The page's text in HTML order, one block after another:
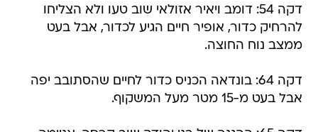
דקה 54: דומב ויאיר אזולאי שוב טעו ולא הצליחו
להרחיק כדור, אופיר חיים הגיע לכדור, אבל בעט
ממצב נוח החוצה.
דקה 64: בונדאה הכניס כדור לחיים שהסתובב יפה
אבל בעט מ-15 מטר מעל המשקוף.